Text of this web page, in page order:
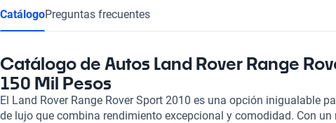
CatálogoPreguntas frecuentes
Catálogo de Autos Land Rover Range
150 Mil Pesos
El Land Rover Range Rover Sport 2010 es una opción inigualable
de lujo que combina rendimiento excepcional y comodidad. Con un